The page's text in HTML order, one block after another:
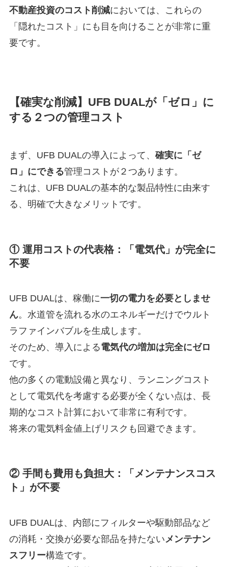
不動産投資のコスト削減においては、これらの
「隠れたコスト」にも目を向けることが非常に重
要です。
【確実な削減】UFB DUALが「ゼロ」に
する２つの管理コスト
まず、UFB DUALの導入によって、 確実に「ゼ
ロ」にできる管理コストが２つあります。
これは、UFB DUALの基本的な製品特性に由来す
る、明確で大きなメリットです。
① 運用コストの代表格：「電気代」が完全に
不要
UFB DUALは、稼働に一切の電力を必要としませ
ん。水道管を流れる水のエネルギーだけでウルト
ラファインバブルを生成します。
そのため、導入による電気代の増加は完全にゼロ
です。
他の多くの電動設備と異なり、ランニングコスト
として電気代を考慮する必要が全くない点は、長
期的なコスト計算において非常に有利です。
将来の電気料金値上げリスクも回避できます。
② 手間も費用も負担大：「メンテナンスコス
ト」が不要
UFB DUALは、内部にフィルターや駆動部品など
の消耗・交換が必要な部品を持たない メンテナン
スフリー構造です。